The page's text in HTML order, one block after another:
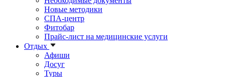
Новые методики
СПА-центр
Фитобар
Прайс-лист на медицинские услуги
Отдых
Афиши
Досуг
Туры